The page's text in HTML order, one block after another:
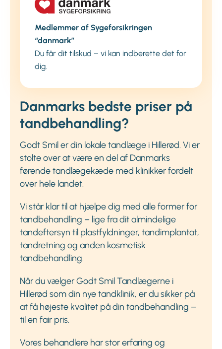
Medlemmer af Sygeforsikringen
“danmark”
Du får dit tilskud – vi kan indberette det for
dig.
Danmarks bedste priser på
tandbehandling?
Godt Smil er din lokale tandlæge i Hillerød. Vi er
stolte over at være en del af Danmarks
førende tandlægekæde med klinikker fordelt
over hele landet.
Vi står klar til at hjælpe dig med alle former for
tandbehandling – lige fra dit almindelige
tandeftersyn til plastfyldninger, tandimplantat,
tandretning og anden kosmetisk
tandbehandling.
Når du vælger Godt Smil Tandlægerne i
Hillerød som din nye tandklinik, er du sikker på
at få højeste kvalitet på din tandbehandling –
til en fair pris.
Vores behandlere har stor erfaring og